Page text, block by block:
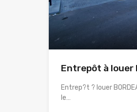
Entrepôt à louer
Entrep?t ? louer
le…